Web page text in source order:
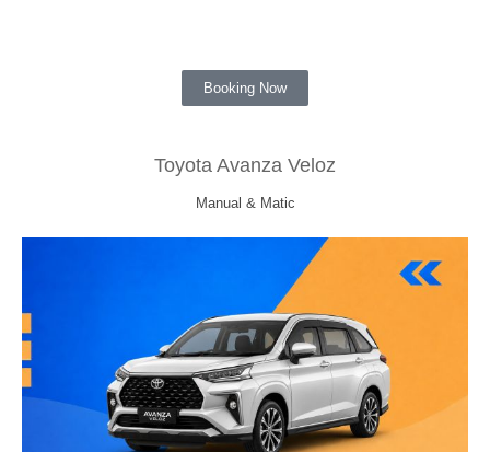
Booking Now
Toyota Avanza Veloz
Manual & Matic